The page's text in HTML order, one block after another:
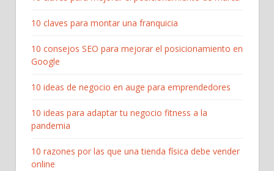
10 claves para montar una franquicia
10 consejos SEO para mejorar el posicionamiento en
Google
10 ideas de negocio en auge para emprendedores
10 ideas para adaptar tu negocio fitness a la
pandemia
10 razones por las que una tienda física debe vender
online